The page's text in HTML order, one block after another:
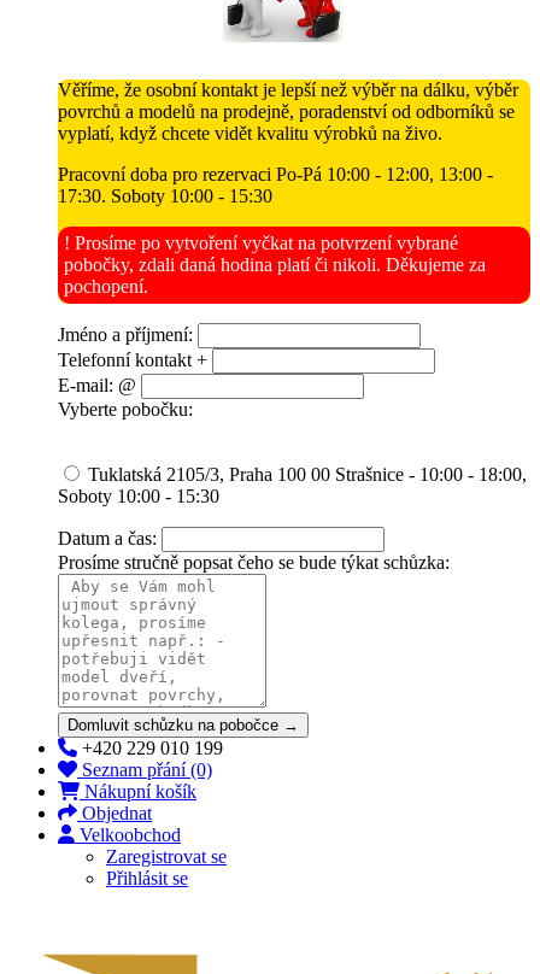
Věříme, že osobní kontakt je lepší než výběr na dálku, výběr
povrchů a modelů na prodejně, poradenství od odborníků se
vyplatí, když chcete vidět kvalitu výrobků na živo.
Pracovní doba pro rezervaci Po-Pá 10:00 - 12:00, 13:00 -
17:30. Soboty 10:00 - 15:30
! Prosíme po vytvoření vyčkat na potvrzení vybrané
pobočky, zdali daná hodina platí či nikoli. Děkujeme za
pochopení.
Jméno a příjmení:
Telefonní kontakt +
E-mail: @
Vyberte pobočku:
Tuklatská 2105/3, Praha 100 00 Strašnice - 10:00 - 18:00,
Soboty 10:00 - 15:30
Datum a čas:
Prosíme stručně popsat čeho se bude týkat schůzka:
Domluvit schůzku na pobočce →
+420 229 010 199
Seznam přání (0)
Nákupní košík
Objednat
Velkoobchod
Zaregistrovat se
Přihlásit se